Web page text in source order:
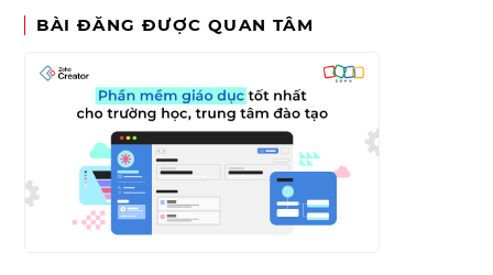
BÀI ĐĂNG ĐƯỢC QUAN TÂM